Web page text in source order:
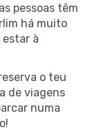
pessoas têm
há muito
à
o teu
de viagens
numa